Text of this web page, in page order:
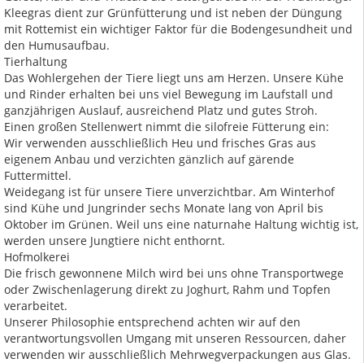
Kleegras dient zur Grünfütterung und ist neben der Düngung
mit Rottemist ein wichtiger Faktor für die Bodengesundheit und
den Humusaufbau.
Tierhaltung
Das Wohlergehen der Tiere liegt uns am Herzen. Unsere Kühe
und Rinder erhalten bei uns viel Bewegung im Laufstall und
ganzjährigen Auslauf, ausreichend Platz und gutes Stroh.
Einen großen Stellenwert nimmt die silofreie Fütterung ein:
Wir verwenden ausschließlich Heu und frisches Gras aus
eigenem Anbau und verzichten gänzlich auf gärende
Futtermittel.
Weidegang ist für unsere Tiere unverzichtbar. Am Winterhof
sind Kühe und Jungrinder sechs Monate lang von April bis
Oktober im Grünen. Weil uns eine naturnahe Haltung wichtig ist,
werden unsere Jungtiere nicht enthornt.
Hofmolkerei
Die frisch gewonnene Milch wird bei uns ohne Transportwege
oder Zwischenlagerung direkt zu Joghurt, Rahm und Topfen
verarbeitet.
Unserer Philosophie entsprechend achten wir auf den
verantwortungsvollen Umgang mit unseren Ressourcen, daher
verwenden wir ausschließlich Mehrwegverpackungen aus Glas.